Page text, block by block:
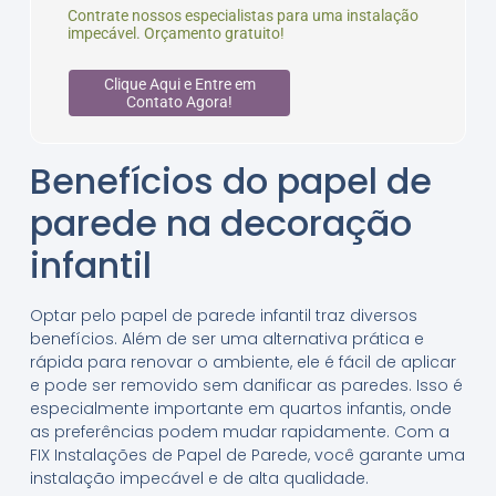
Contrate nossos especialistas para uma instalação
impecável. Orçamento gratuito!
Clique Aqui e Entre em
Contato Agora!
Benefícios do papel de
parede na decoração
infantil
Optar pelo papel de parede infantil traz diversos
benefícios. Além de ser uma alternativa prática e
rápida para renovar o ambiente, ele é fácil de aplicar
e pode ser removido sem danificar as paredes. Isso é
especialmente importante em quartos infantis, onde
as preferências podem mudar rapidamente. Com a
FIX Instalações de Papel de Parede, você garante uma
instalação impecável e de alta qualidade.